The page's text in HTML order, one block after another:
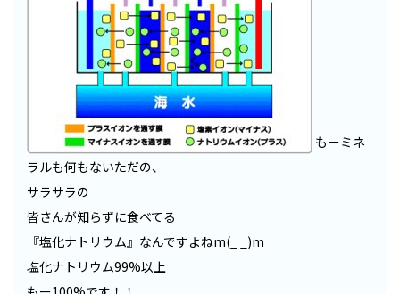
もーミネ
ラルも何もないただの、
サラサラの
皆さんが知らずに食べてる
『塩化ナトリウム』なんですよねm(_ _)m
塩化ナトリウム99%以上